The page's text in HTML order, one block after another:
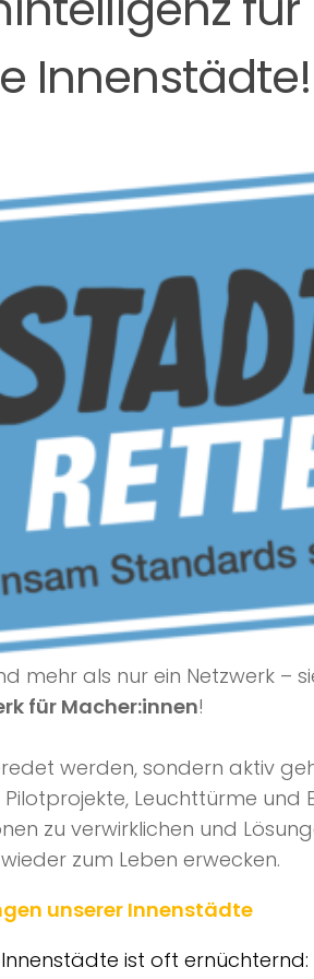
Innenstädte!
mehr als nur ein Netzwerk –
für Macher:innen!
werden, sondern aktiv
Leuchttürme und
zu verwirklichen und
zum Leben erwecken.
unserer Innenstädte
ist oft ernüchternd: